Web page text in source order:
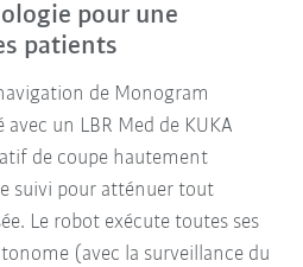
pour une
patients
de Monogram
un LBR Med de KUKA
de coupe hautement
suivi pour atténuer tout
Le robot exécute toutes ses
(avec la surveillance du